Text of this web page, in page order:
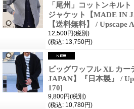
「尾州」コットンキル
ジャケット【MADE IN
【送料無料】 / Upscape
12,500円(税別)
(税込: 13,750円)
ビッグワッフル XL カ
JAPAN】『日本製』 /
170]
9,800円(税別)
(税込: 10,780円)